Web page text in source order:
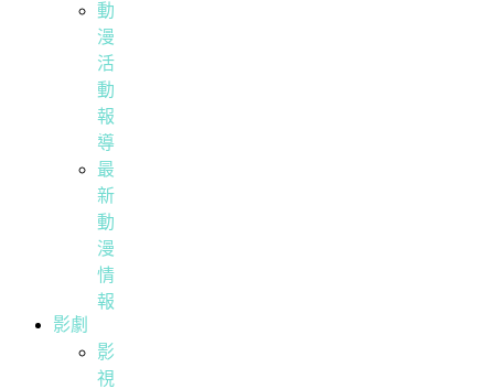
動
漫
活
動
報
導
最
新
動
漫
情
報
影劇
影
視